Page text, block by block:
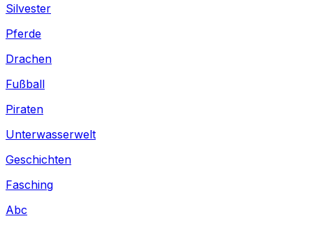
Silvester
Pferde
Drachen
Fußball
Piraten
Unterwasserwelt
Geschichten
Fasching
Abc